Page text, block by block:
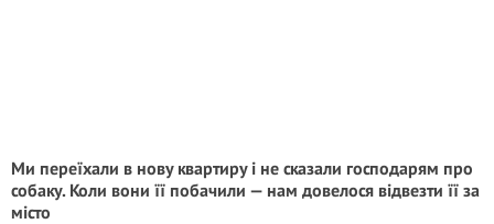
Ми переїхали в нову квартиру і не сказали господарям про
собаку. Коли вони її побачили — нам довелося відвезти її за
місто